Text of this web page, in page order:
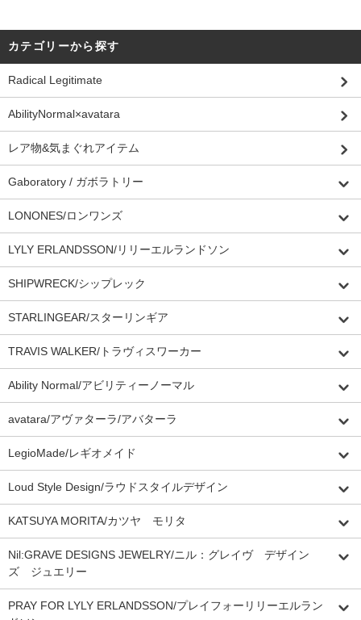
カテゴリーから探す
Radical Legitimate
AbilityNormal×avatara
レア物&気まぐれアイテム
Gaboratory / ガボラトリー
LONONES/ロンワンズ
LYLY ERLANDSSON/リリーエルランドソン
SHIPWRECK/シップレック
STARLINGEAR/スターリンギア
TRAVIS WALKER/トラヴィスワーカー
Ability Normal/アビリティーノーマル
avatara/アヴァターラ/アバターラ
LegioMade/レギオメイド
Loud Style Design/ラウドスタイルデザイン
KATSUYA MORITA/カツヤ モリタ
Nil:GRAVE DESIGNS JEWELRY/ニル：グレイヴ デザイン
ズ ジュエリー
PRAY FOR LYLY ERLANDSSON/プレイフォーリリーエルラン